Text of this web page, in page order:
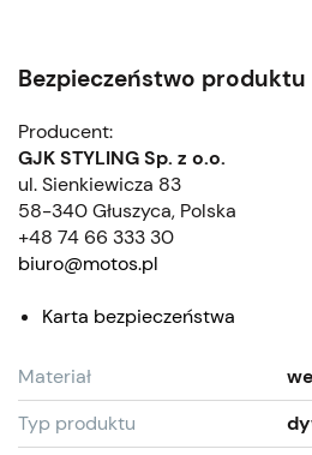
Bezpieczeństwo produktu
Producent:
GJK STYLING Sp. z o.o.
ul. Sienkiewicza 83
58-340 Głuszyca, Polska
+48 74 66 333 30
biuro@motos.pl
Karta bezpieczeństwa
Materiał
Typ produktu